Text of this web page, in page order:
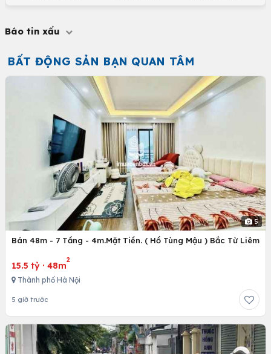
Báo tin xấu
BẤT ĐỘNG SẢN BẠN QUAN TÂM
5
Bán 48m - 7 Tầng - 4m.Mặt Tiền. ( Hồ Tùng Mậu ) Bắc Từ Liêm
15.5 tỷ · 48m
2
Thành phố Hà Nội
5 giờ trước